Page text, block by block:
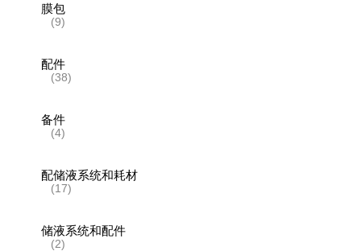
膜包
(9)
配件
(38)
备件
(4)
配储液系统和耗材
(17)
储液系统和配件
(2)